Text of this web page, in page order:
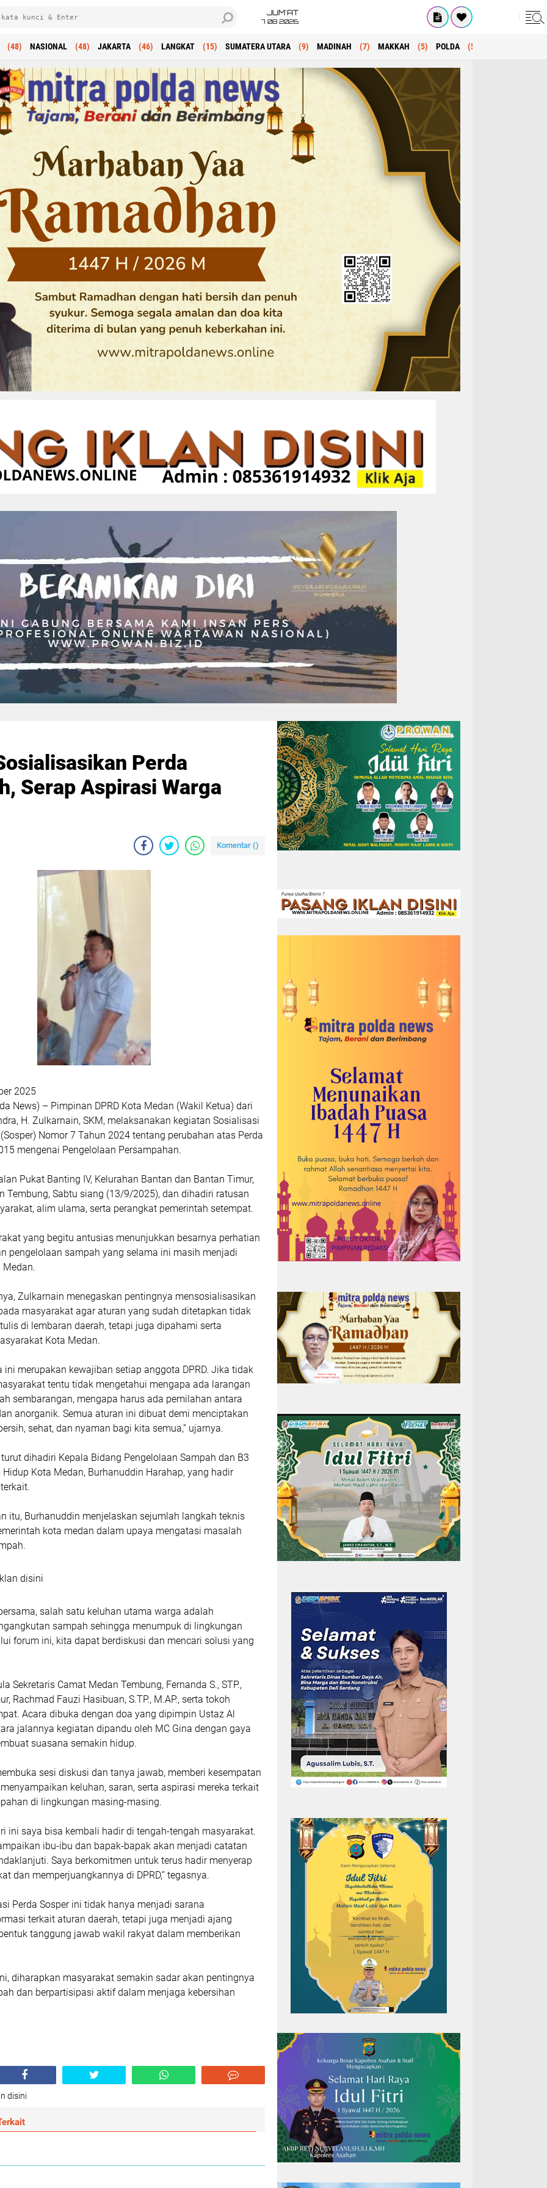
JUM'AT
7 08 2026
(48) NASIONAL (48) JAKARTA (46) LANGKAT (15) SUMATERA UTARA (9) MADINAH (7) MAKKAH (5) POLDA (5)
Perda
Serap Aspirasi Warga
Komentar ()
2025
News) – Pimpinan DPRD Kota Medan (Wakil Ketua) dari
H. Zulkarnain, SKM, melaksanakan kegiatan Sosialisasi
Nomor 7 Tahun 2024 tentang perubahan atas Perda
mengenai Pengelolaan Persampahan.
Pukat Banting IV, Kelurahan Bantan dan Bantan Timur,
Tembung, Sabtu siang (13/9/2025), dan dihadiri ratusan
alim ulama, serta perangkat pemerintah setempat.
yang begitu antusias menunjukkan besarnya perhatian
pengelolaan sampah yang selama ini masih menjadi
Zulkarnain menegaskan pentingnya mensosialisasikan
masyarakat agar aturan yang sudah ditetapkan tidak
di lembaran daerah, tetapi juga dipahami serta
Kota Medan.
ini merupakan kewajiban setiap anggota DPRD. Jika tidak
tentu tidak mengetahui mengapa ada larangan
sembarangan, mengapa harus ada pemilahan antara
anorganik. Semua aturan ini dibuat demi menciptakan
sehat, dan nyaman bagi kita semua,” ujarnya.
dihadiri Kepala Bidang Pengelolaan Sampah dan B3
Kota Medan, Burhanuddin Harahap, yang hadir
itu, Burhanuddin menjelaskan sejumlah langkah teknis
kota medan dalam upaya mengatasi masalah
disini
salah satu keluhan utama warga adalah
sampah sehingga menumpuk di lingkungan
forum ini, kita dapat berdiskusi dan mencari solusi yang
Sekretaris Camat Medan Tembung, Fernanda S., STP.,
Rachmad Fauzi Hasibuan, S.TP., M.AP., serta tokoh
Acara dibuka dengan doa yang dipimpin Ustaz Al
jalannya kegiatan dipandu oleh MC Gina dengan gaya
suasana semakin hidup.
sesi diskusi dan tanya jawab, memberi kesempatan
keluhan, saran, serta aspirasi mereka terkait
di lingkungan masing-masing.
ini saya bisa kembali hadir di tengah-tengah masyarakat.
ibu-ibu dan bapak-bapak akan menjadi catatan
Saya berkomitmen untuk terus hadir menyerap
dan memperjuangkannya di DPRD,” tegasnya.
Perda Sosper ini tidak hanya menjadi sarana
terkait aturan daerah, tetapi juga menjadi ajang
tanggung jawab wakil rakyat dalam memberikan
diharapkan masyarakat semakin sadar akan pentingnya
dan berpartisipasi aktif dalam menjaga kebersihan
disini